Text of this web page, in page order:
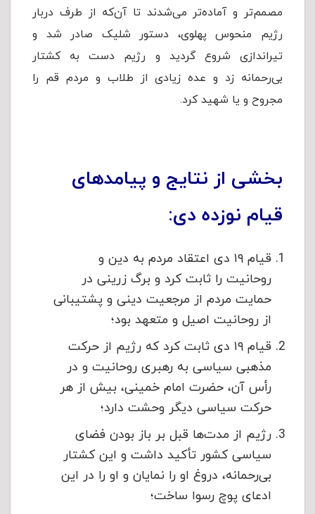
مصمم‌تر و آماده‌تر می‌شدند تا آن‌که از طرف دربار
رژیم منحوس پهلوی، دستور شلیک صادر شد و
تیراندازی شروع گردید و رژیم دست به کشتار
بی‌رحمانه زد و عده زیادی از طلاب و مردم قم را
مجروح و یا شهید کرد.
بخشی از نتایج و پیامدهای
قیام نوزده دی:
قیام ۱۹ دی اعتقاد مردم به دین و
روحانیت را ثابت کرد و برگ زرینی در
حمایت مردم از مرجعیت دینی و پشتیبانی
از روحانیت اصیل و متعهد بود؛
قیام ۱۹ دی ثابت کرد که رژیم از حرکت
مذهبی سیاسی به رهبری روحانیت و در
رأس آن، حضرت امام خمینی، بیش از هر
حرکت سیاسی دیگر وحشت دارد؛
رژیم از مدت‌ها قبل بر باز بودن فضای
سیاسی کشور تأکید داشت و این کشتار
بی‌رحمانه، دروغ او را نمایان و او را در این
ادعای پوچ رسوا ساخت؛